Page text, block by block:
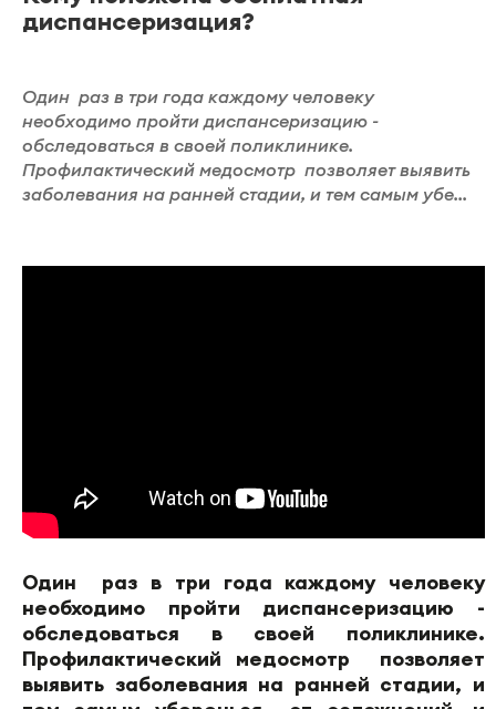
диспансеризация?
Один раз в три года каждому человеку
необходимо пройти диспансеризацию -
обследоваться в своей поликлинике.
Профилактический медосмотр позволяет выявить
заболевания на ранней стадии, и тем самым убе...
Один раз в три года каждому человеку
необходимо пройти диспансеризацию -
обследоваться в своей поликлинике.
Профилактический медосмотр позволяет
выявить заболевания на ранней стадии, и